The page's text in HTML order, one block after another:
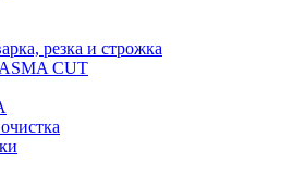
резка и строжка
CUT